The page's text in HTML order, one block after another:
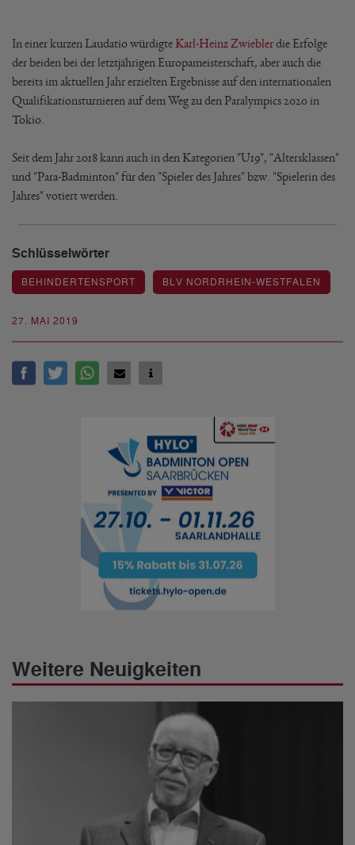
27. MAI 2019
In einer kurzen Laudatio würdigteKarl-Heinz Zwieblerdie Erfolge
der beiden bei der letztjährigen Europameisterschaft, aber auch die
bereits im aktuellen Jahr erzielten Ergebnisse auf den internationalen
Qualifikationsturnieren auf dem Weg zu den Paralympics 2020 in
Tokio.
Seit dem Jahr 2018 kann auch in den Kategorien "U19", "Altersklassen"
und "Para-Badminton" für den "Spieler des Jahres" bzw. "Spielerin des
Jahres" votiert werden.
Schlüsselwörter
BEHINDERTENSPORT BLV NORDRHEIN-WESTFALEN
Weitere Neuigkeiten